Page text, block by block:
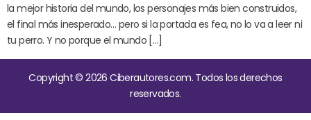
la mejor historia del mundo, los personajes más bien construidos,
el final más inesperado… pero si la portada es fea, no lo va a leer ni
tu perro. Y no porque el mundo […]
Copyright © 2026 Ciberautores.com. Todos los derechos
reservados.